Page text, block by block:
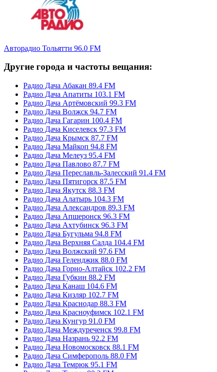
Авторадио Тольятти 96.0 FM
Другие города и частоты вещания:
Радио Дача Абакан 89.4 FM
Радио Дача Апатиты 103.1 FM
Радио Дача Артёмовский 99.3 FM
Радио Дача Волжск 94.7 FM
Радио Дача Гагарин 100.4 FM
Радио Дача Киселевск 97.3 FM
Радио Дача Крымск 87.7 FM
Радио Дача Майкоп 94.8 FM
Радио Дача Мелеуз 95.4 FM
Радио Дача Павлово 87.7 FM
Радио Дача Переславль-Залесский 91.4 FM
Радио Дача Пятигорск 87.5 FM
Радио Дача Якутск 88.3 FM
Радио Дача Алатырь 104.3 FM
Радио Дача Александров 89.3 FM
Радио Дача Апшеронск 96.3 FM
Радио Дача Ахтубинск 96.3 FM
Радио Дача Бугульма 94.8 FM
Радио Дача Верхняя Салда 104.4 FM
Радио Дача Волжский 97.6 FM
Радио Дача Геленджик 88.0 FM
Радио Дача Горно-Алтайск 102.2 FM
Радио Дача Губкин 88.2 FM
Радио Дача Канаш 104.6 FM
Радио Дача Кизляр 102.7 FM
Радио Дача Краснодар 88.3 FM
Радио Дача Красноуфимск 102.1 FM
Радио Дача Кунгур 91.0 FM
Радио Дача Междуреченск 99.8 FM
Радио Дача Назрань 92.2 FM
Радио Дача Новомосковск 88.1 FM
Радио Дача Симферополь 88.0 FM
Радио Дача Темрюк 95.1 FM